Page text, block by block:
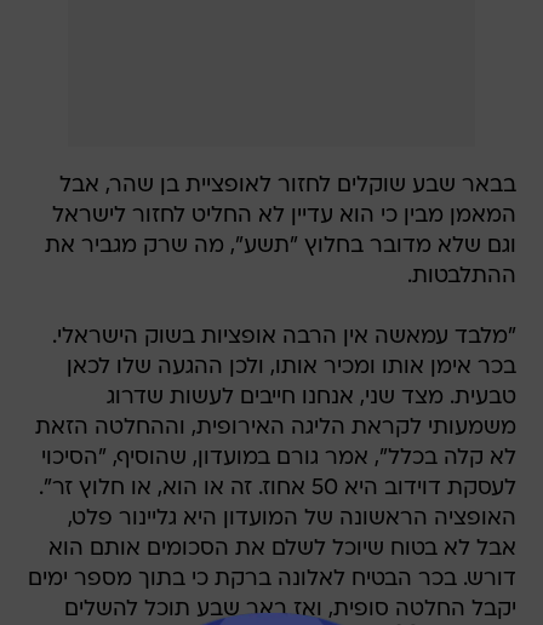
בבאר שבע שוקלים לחזור לאופציית בן שהר, אבל
המאמן מבין כי הוא עדיין לא החליט לחזור לישראל
וגם שלא מדובר בחלוץ "תשע", מה שרק מגביר את
ההתלבטות.
"מלבד עמאשה אין הרבה אופציות בשוק הישראלי.
בכר אימן אותו ומכיר אותו, ולכן ההגעה שלו לכאן
טבעית. מצד שני, אנחנו חייבים לעשות שדרוג
משמעותי לקראת הליגה האירופית, וההחלטה הזאת
לא קלה בכלל", אמר גורם במועדון, שהוסיף, "הסיכוי
לעסקת דוידוב היא 50 אחוז. זה או הוא, או חלוץ זר".
האופציה הראשונה של המועדון היא גליינור פלט,
אבל לא בטוח שיוכל לשלם את הסכומים אותם הוא
דורש. בכר הבטיח לאלונה ברקת כי בתוך מספר ימים
יקבל החלטה סופית, ואז באר שבע תוכל להשלים